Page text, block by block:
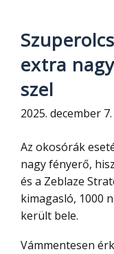
extra
szel
2025. december
Az okosórák
nagy fényerő,
és a Zeblaze
kimagasló, 1000
került bele.
Vámmentesen érkezik és kuponnal most rendkívül